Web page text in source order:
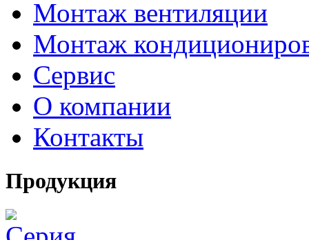
Монтаж вентиляции
Монтаж
Сервис
О компании
Контакты
Продукция